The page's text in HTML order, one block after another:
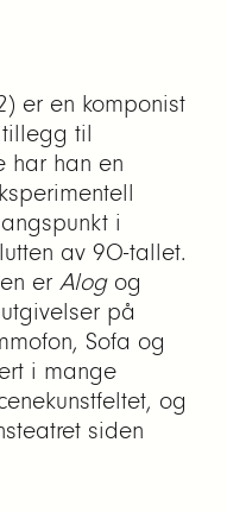
er en komponist
til
har han en
i
av 90-tallet.
er Alogog
på
Sofa og
i mange
og
siden